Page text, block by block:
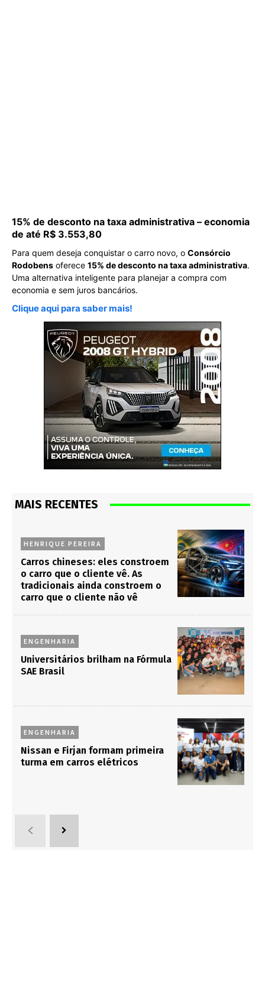
15% de desconto na taxa administrativa – economia
de até R$ 3.553,80
Para quem deseja conquistar o carro novo, o Consórcio
Rodobens oferece 15% de desconto na taxa administrativa
Uma alternativa inteligente para planejar a compra com
economia e sem juros bancários.
Clique aqui para saber mais!
MAIS RECENTES
HENRIQUE PEREIRA
Carros chineses: eles constroem
o carro que o cliente vê. As
tradicionais ainda constroem o
carro que o cliente não vê
ENGENHARIA
Universitários brilham na Fórmula
SAE Brasil
ENGENHARIA
Nissan e Firjan formam primeira
turma em carros elétricos